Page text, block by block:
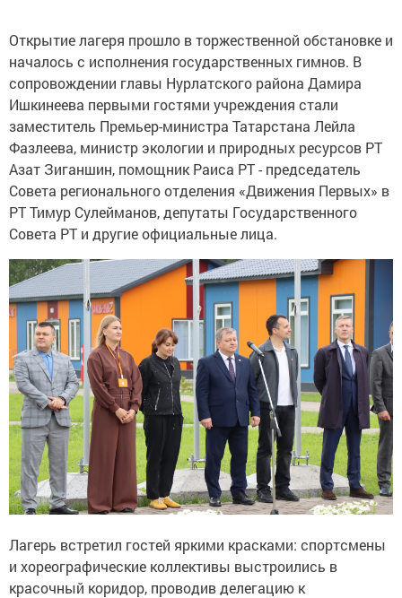
Открытие лагеря прошло в торжественной обстановке и
началось с исполнения государственных гимнов. В
сопровождении главы Нурлатского района Дамира
Ишкинеева первыми гостями учреждения стали
заместитель Премьер-министра Татарстана Лейла
Фазлеева, министр экологии и природных ресурсов РТ
Азат Зиганшин, помощник Раиса РТ - председатель
Совета регионального отделения «Движения Первых» в
РТ Тимур Сулейманов, депутаты Государственного
Совета РТ и другие официальные лица.
Лагерь встретил гостей яркими красками: спортсмены
и хореографические коллективы выстроились в
красочный коридор, проводив делегацию к